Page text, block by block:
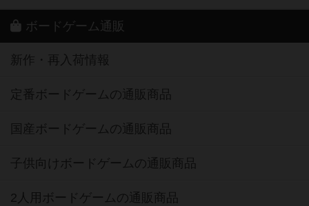
ボードゲーム通販
新作・再入荷情報
定番ボードゲームの通販商品
国産ボードゲームの通販商品
子供向けボードゲームの通販商品
2人用ボードゲームの通販商品